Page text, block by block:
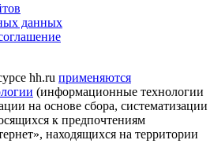
данных
hh.ru применяются
(информационные технологии
на основе сбора, систематизации
к предпочтениям
находящихся на территории